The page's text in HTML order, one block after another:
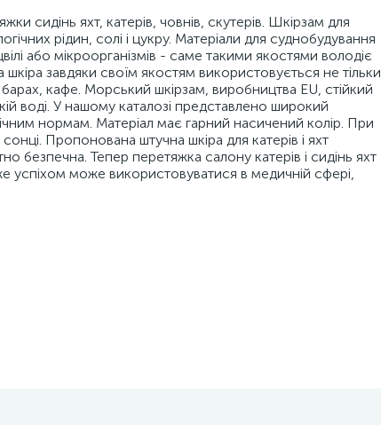
сидінь яхт, катерів, човнів, скутерів. Шкірзам для
рідин, солі і цукру. Матеріали для суднобудування
або мікроорганізмів - саме такими якостями володіє
шкіра завдяки своїм якостям використовується не тільки
кафе. Морський шкірзам, виробництва EU, стійкий
воді. У нашому каталозі представлено широкий
нормам. Матеріал має гарний насичений колір. При
Пропонована штучна шкіра для катерів і яхт
Тепер перетяжка салону катерів і сидінь яхт
успіхом може використовуватися в медичній сфері,